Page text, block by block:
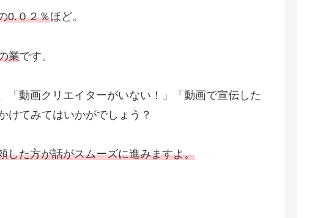
0.０２％ほど。
業です。
「動画クリエイターがいない！」「動画で宣伝した
けてみてはいかがでしょう？
した方が話がスムーズに進みますよ。